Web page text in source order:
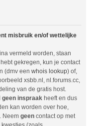
misbruik en/of wettelijke
vermeld worden, staan
gekregen, kun je contact
(dmv een whois lookup) of,
xsbb.nl, nl.forums.cc,
van de gratis host.
geen inspraak heeft en dus
kan worden over hoe,
Neem geen contact op met